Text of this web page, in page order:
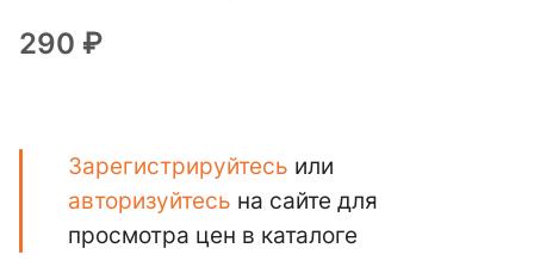
290 ₽
Зарегистрируйтесь или
авторизуйтесь на сайте для
просмотра цен в каталоге